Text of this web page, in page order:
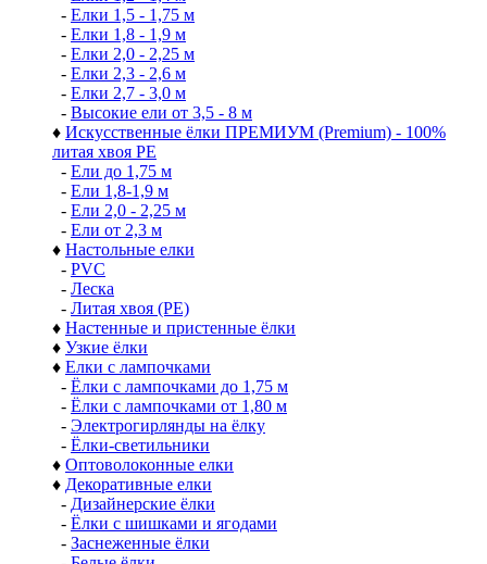
- Елки 1,5 - 1,75 м
- Елки 1,8 - 1,9 м
- Елки 2,0 - 2,25 м
- Елки 2,3 - 2,6 м
- Елки 2,7 - 3,0 м
- Высокие ели от 3,5 - 8 м
♦ Искусственные ёлки ПРЕМИУМ (Premium) - 100%
литая хвоя РЕ
- Ели до 1,75 м
- Ели 1,8-1,9 м
- Ели 2,0 - 2,25 м
- Ели от 2,3 м
♦ Настольные елки
- PVC
- Леска
- Литая хвоя (РЕ)
♦ Настенные и пристенные ёлки
♦ Узкие ёлки
♦ Елки с лампочками
- Ёлки с лампочками до 1,75 м
- Ёлки с лампочками от 1,80 м
- Электрогирлянды на ёлку
- Ёлки-светильники
♦ Оптоволоконные елки
♦ Декоративные елки
- Дизайнерские ёлки
- Ёлки с шишками и ягодами
- Заснеженные ёлки